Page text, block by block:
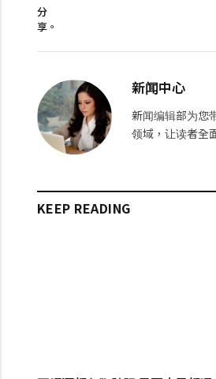
分
享。
新闻中心
新闻编辑部为您
领域，让读者全
KEEP READING